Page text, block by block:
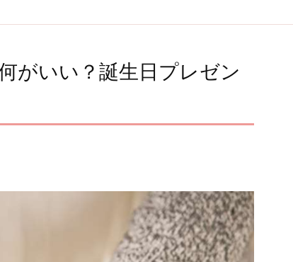
がいい？誕生日プレゼン